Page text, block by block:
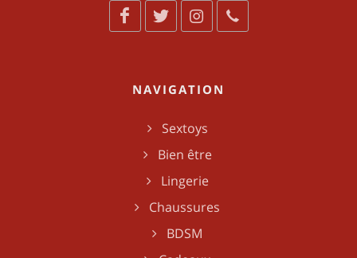
NAVIGATION
Sextoys
Bien être
Lingerie
Chaussures
BDSM